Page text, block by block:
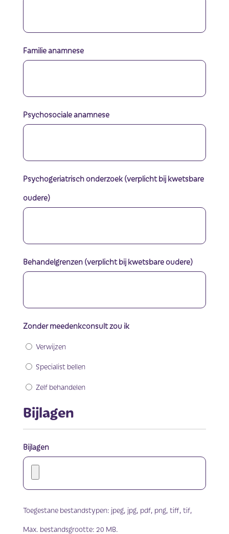
Familie anamnese
Psychosociale anamnese
Psychogeriatrisch onderzoek (verplicht bij kwetsbare
oudere)
Behandelgrenzen (verplicht bij kwetsbare oudere)
Zonder meedenkconsult zou ik
Verwijzen
Specialist bellen
Zelf behandelen
Bijlagen
Bijlagen
Toegestane bestandstypen: jpeg, jpg, pdf, png, tiff, tif,
Max. bestandsgrootte: 20 MB.